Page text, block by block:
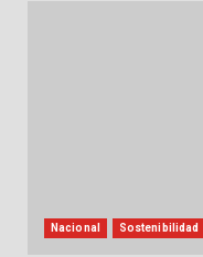
Nacional Sostenibilidad